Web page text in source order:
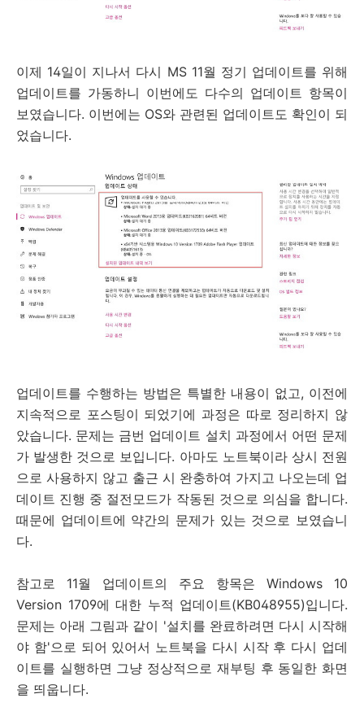
이제 14일이 지나서 다시 MS 11월 정기 업데이트를 위해
업데이트를 가동하니 이번에도 다수의 업데이트 항목이
보였습니다. 이번에는 OS와 관련된 업데이트도 확인이 되
었습니다.
업데이트를 수행하는 방법은 특별한 내용이 없고, 이전에
지속적으로 포스팅이 되었기에 과정은 따로 정리하지 않
았습니다. 문제는 금번 업데이트 설치 과정에서 어떤 문제
가 발생한 것으로 보입니다. 아마도 노트북이라 상시 전원
으로 사용하지 않고 출근 시 완충하여 가지고 나오는데 업
데이트 진행 중 절전모드가 작동된 것으로 의심을 합니다.
때문에 업데이트에 약간의 문제가 있는 것으로 보였습니
다.
참고로 11월 업데이트의 주요 항목은 Windows 10
Version 1709에 대한 누적 업데이트(KB048955)입니다.
문제는 아래 그림과 같이 '설치를 완료하려면 다시 시작해
야 함'으로 되어 있어서 노트북을 다시 시작 후 다시 업데
이트를 실행하면 그냥 정상적으로 재부팅 후 동일한 화면
을 띄웁니다.